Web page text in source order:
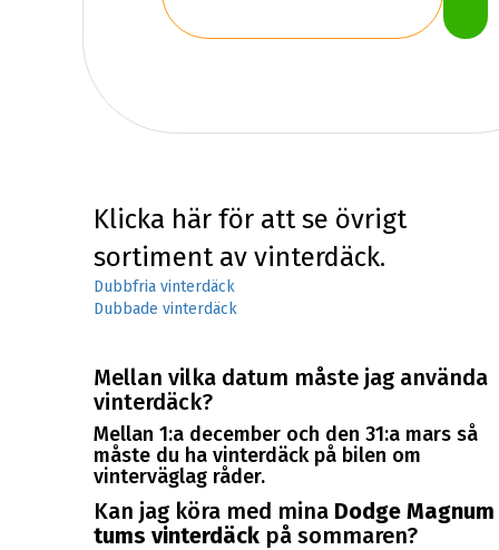
Klicka här för att se övrigt
sortiment av vinterdäck.
Dubbfria vinterdäck
Dubbade vinterdäck
Mellan vilka datum måste jag använda
vinterdäck?
Mellan 1:a december och den 31:a mars så
måste du ha vinterdäck på bilen om
vinterväglag råder.
Kan jag köra med mina Dodge Magnum
tums vinterdäck på sommaren?